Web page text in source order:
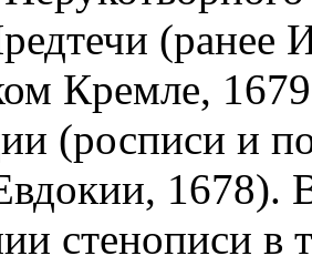
(ранее
Кремле,
(росписи и
1678).
стенописи в